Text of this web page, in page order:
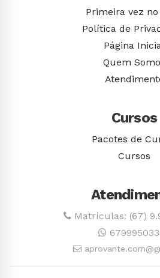
Primeira vez
Política de
Página
Quem
Cursos
Pacotes de
Cursos
Matrículas: (67)